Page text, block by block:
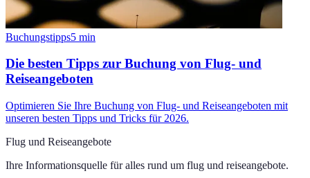
Buchungstipps5 min
Die besten Tipps zur Buchung von Flug- und
Reiseangeboten
Optimieren Sie Ihre Buchung von Flug- und Reiseangeboten mit
unseren besten Tipps und Tricks für 2026.
Flug und Reiseangebote
Ihre Informationsquelle für alles rund um flug und reiseangebote.